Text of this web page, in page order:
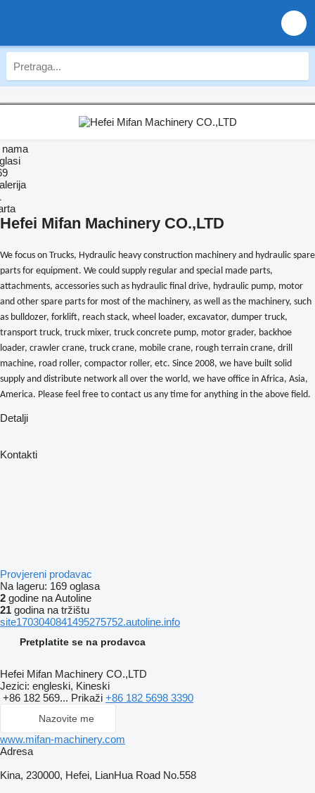
Hefei Mifan Machinery CO.,LTD
We focus on Trucks, Hydraulic heavy construction machinery and hydraulic spare
parts for equipment. We could supply regular and special made parts,
attachments, accessories such as hydraulic final drive, hydraulic pump, motor
and other spare parts for most of the machinery, as well as the machinery, such
as bulldozer, forklift, reach stack, wheel loader, excavator, dumper truck,
transport truck, truck mixer, truck concrete pump, motor grader, backhoe
loader, crawler crane, truck crane, mobile crane, rough terrain crane, drill
machine, road roller, compactor roller, etc. Since 2008, we have built solid
supply and distribute network all over the world, we have office in Africa, Asia,
America. Please feel free to contact us any time for anything in the above field.
Detalji
Kontakti
Provjereni prodavac
Na lageru: 169 oglasa
2 godine na Autoline
21 godina na tržištu
site1703040841495275752.autoline.info
Pretplatite se na prodavca
Hefei Mifan Machinery CO.,LTD
Jezici: engleski, Kineski
+86 182 569... Prikaži +86 182 5698 3390
Nazovite me
www.mifan-machinery.com
Adresa
Kina, 230000, Hefei, LianHua Road No.558